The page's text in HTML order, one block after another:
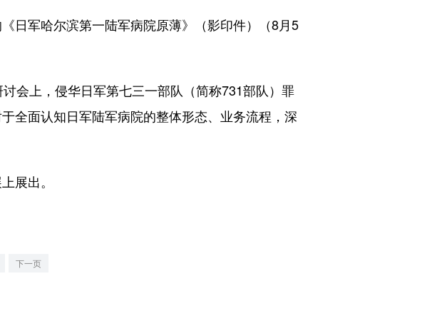
军哈尔滨第一陆军病院原薄》（影印件）（8月5
上，侵华日军第七三一部队（简称731部队）罪
全面认知日军陆军病院的整体形态、业务流程，深
展出。
下一页